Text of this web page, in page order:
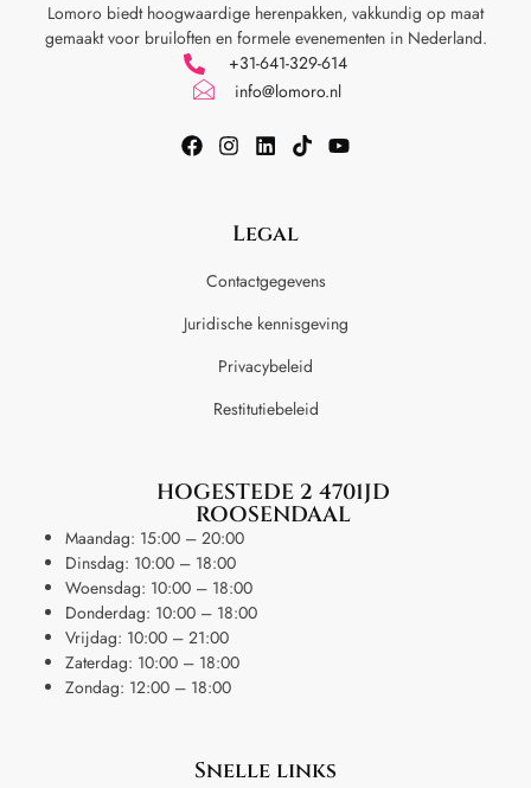
Lomoro biedt hoogwaardige herenpakken, vakkundig op maat
gemaakt voor bruiloften en formele evenementen in Nederland.
+31-641-329-614
info@lomoro.nl
Legal
Contactgegevens
Juridische kennisgeving
Privacybeleid
Restitutiebeleid
HOGESTEDE 2 4701JD
ROOSENDAAL
Maandag: 15:00 – 20:00
Dinsdag: 10:00 – 18:00
Woensdag: 10:00 – 18:00
Donderdag: 10:00 – 18:00
Vrijdag: 10:00 – 21:00
Zaterdag: 10:00 – 18:00
Zondag: 12:00 – 18:00
Snelle links